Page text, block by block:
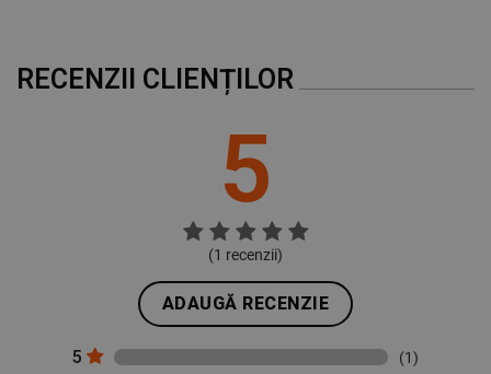
RECENZII CLIENȚILOR
5
(1 recenzii)
ADAUGĂ RECENZIE
5 (1)